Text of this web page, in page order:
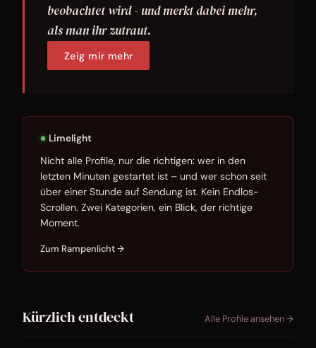
beobachtet wird - und merkt dabei mehr,
als man ihr zutraut.
Zeig mir mehr
● Limelight
Nicht alle Profile, nur die richtigen: wer in den
letzten Minuten gestartet ist – und wer schon seit
über einer Stunde auf Sendung ist. Kein Endlos-
Scrollen. Zwei Kategorien, ein Blick, der richtige
Moment.
Zum Rampenlicht →
Kürzlich entdeckt Alle Profile ansehen →